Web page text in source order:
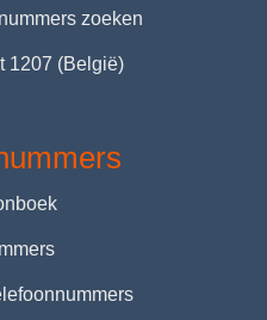
zoeken
1207 (België)